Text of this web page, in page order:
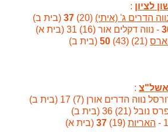
:
הדרים ג' (איתי) (20)
37 (בית ב)
- נווה דקלים אור (16) 31 (בית א)
(21) (43)
50 (בית ב)
:
נווה הדרים אורן (7) 17 (בית ב)
(21) 36 (בית ב)
האריות (19)
37 (בית א)